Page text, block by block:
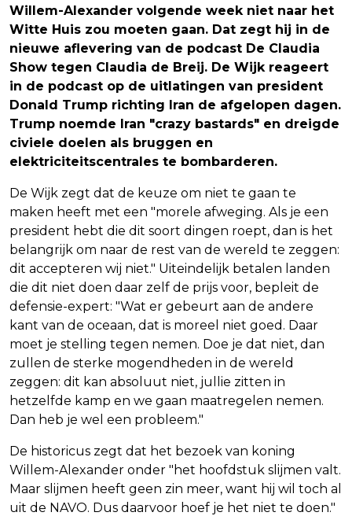
Willem-Alexander volgende week niet naar het
Witte Huis zou moeten gaan. Dat zegt hij in de
nieuwe aflevering van de podcast De Claudia
Show tegen Claudia de Breij. De Wijk reageert
in de podcast op de uitlatingen van president
Donald Trump richting Iran de afgelopen dagen.
Trump noemde Iran "crazy bastards" en dreigde
civiele doelen als bruggen en
elektriciteitscentrales te bombarderen.
De Wijk zegt dat de keuze om niet te gaan te
maken heeft met een "morele afweging. Als je een
president hebt die dit soort dingen roept, dan is het
belangrijk om naar de rest van de wereld te zeggen:
dit accepteren wij niet." Uiteindelijk betalen landen
die dit niet doen daar zelf de prijs voor, bepleit de
defensie-expert: "Wat er gebeurt aan de andere
kant van de oceaan, dat is moreel niet goed. Daar
moet je stelling tegen nemen. Doe je dat niet, dan
zullen de sterke mogendheden in de wereld
zeggen: dit kan absoluut niet, jullie zitten in
hetzelfde kamp en we gaan maatregelen nemen.
Dan heb je wel een probleem."
De historicus zegt dat het bezoek van koning
Willem-Alexander onder "het hoofdstuk slijmen valt.
Maar slijmen heeft geen zin meer, want hij wil toch al
uit de NAVO. Dus daarvoor hoef je het niet te doen."